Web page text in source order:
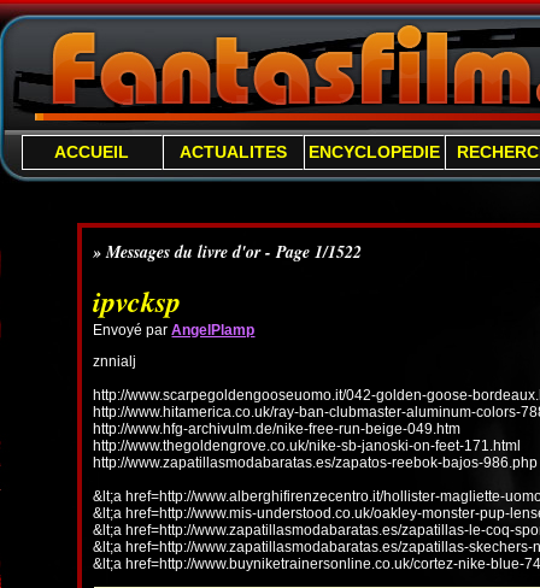
ACCUEIL ACTUALITES ENCYCLOPEDIE
» Messages du livre d'or - Page 1/1522
ipvcksp
Envoyé parAngelPlamp
znnialj
http://www.scarpegoldengooseuomo.it/042-golden-goose-
http://www.hitamerica.co.uk/ray-ban-clubmaster-aluminum-colors-
http://www.hfg-archivulm.de/nike-free-run-beige-049.htm
http://www.thegoldengrove.co.uk/nike-sb-janoski-on-feet-171.html
http://www.zapatillasmodabaratas.es/zapatos-reebok-bajos-986.php
&lt;a href=http://www.alberghifirenzecentro.it/hollister-magliette-
&lt;a href=http://www.mis-understood.co.uk/oakley-monster-pup-
&lt;a href=http://www.zapatillasmodabaratas.es/zapatillas-le-coq-
&lt;a href=http://www.zapatillasmodabaratas.es/zapatillas-
&lt;a href=http://www.buyniketrainersonline.co.uk/cortez-nike-blue-